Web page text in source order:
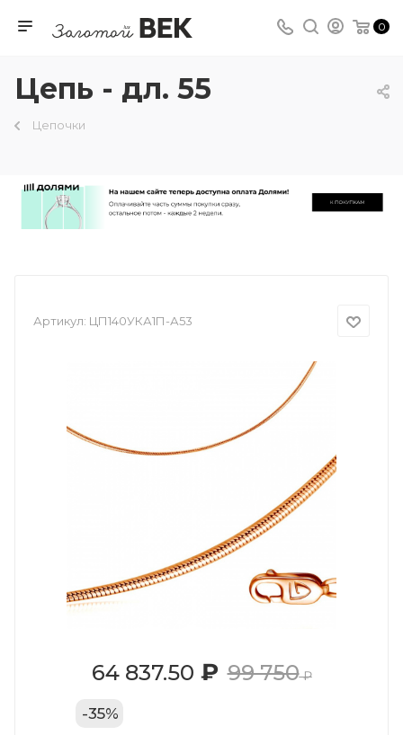
0
Цепь - дл. 55
Цепочки
Артикул: ЦП140УКА1П-А53
64 837.50 ₽ 99 750₽
-35%